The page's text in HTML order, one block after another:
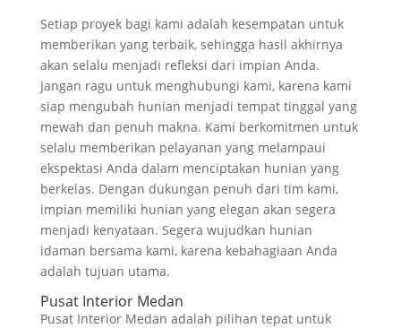
Setiap proyek bagi kami adalah kesempatan untuk
memberikan yang terbaik, sehingga hasil akhirnya
akan selalu menjadi refleksi dari impian Anda.
Jangan ragu untuk menghubungi kami, karena kami
siap mengubah hunian menjadi tempat tinggal yang
mewah dan penuh makna. Kami berkomitmen untuk
selalu memberikan pelayanan yang melampaui
ekspektasi Anda dalam menciptakan hunian yang
berkelas. Dengan dukungan penuh dari tim kami,
impian memiliki hunian yang elegan akan segera
menjadi kenyataan. Segera wujudkan hunian
idaman bersama kami, karena kebahagiaan Anda
adalah tujuan utama.
Pusat Interior Medan
Pusat Interior Medan adalah pilihan tepat untuk